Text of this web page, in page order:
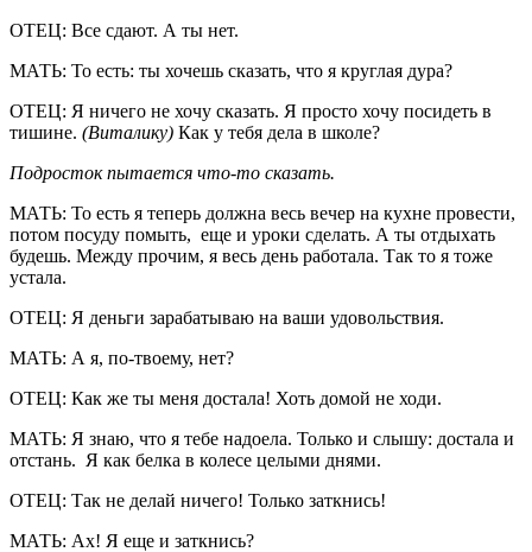
ОТЕЦ: Все сдают. А ты нет.
МАТЬ: То есть: ты хочешь сказать, что я круглая дура?
ОТЕЦ: Я ничего не хочу сказать. Я просто хочу посидеть в
тишине. (Виталику) Как у тебя дела в школе?
Подросток пытается что-то сказать.
МАТЬ: То есть я теперь должна весь вечер на кухне провести,
потом посуду помыть, еще и уроки сделать. А ты отдыхать
будешь. Между прочим, я весь день работала. Так то я тоже
устала.
ОТЕЦ: Я деньги зарабатываю на ваши удовольствия.
МАТЬ: А я, по-твоему, нет?
ОТЕЦ: Как же ты меня достала! Хоть домой не ходи.
МАТЬ: Я знаю, что я тебе надоела. Только и слышу: достала и
отстань. Я как белка в колесе целыми днями.
ОТЕЦ: Так не делай ничего! Только заткнись!
МАТЬ: Ах! Я еще и заткнись?